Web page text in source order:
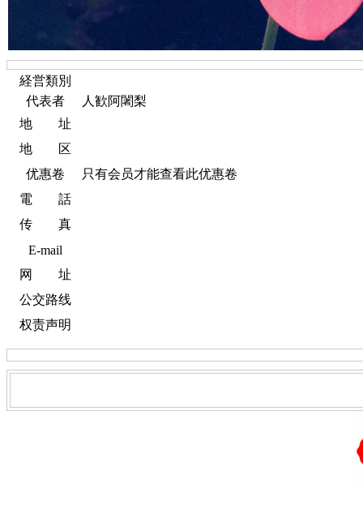
経営類別
代表者
人歓阿闍梨
地 址
地 区
优惠卷
只有会员才能查看此优惠卷
電 話
传 真
E-mail
网 址
公交路线
权责声明